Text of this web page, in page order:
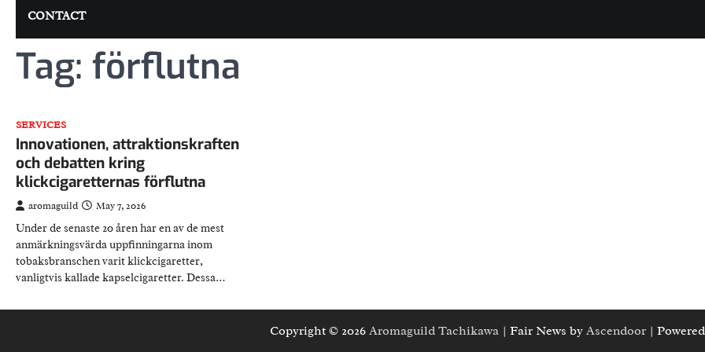
CONTACT
Tag: förflutna
SERVICES
Innovationen, attraktionskraften
och debatten kring
klickcigaretternas förflutna
aromaguild May 7, 2026
Under de senaste 20 åren har en av de mest
anmärkningsvärda uppfinningarna inom
tobaksbranschen varit klickcigaretter,
vanligtvis kallade kapselcigaretter. Dessa…
Copyright © 2026 Aromaguild Tachikawa | Fair News by Ascendoor |